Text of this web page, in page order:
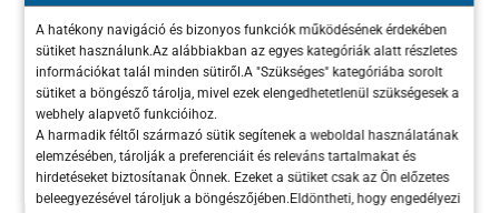
A hatékony navigáció és bizonyos funkciók működésének érdekében
sütiket használunk.Az alábbiakban az egyes kategóriák alatt részletes
információkat talál minden sütiről.A "Szükséges" kategóriába sorolt
sütiket a böngésző tárolja, mivel ezek elengedhetetlenül szükségesek a
webhely alapvető funkcióihoz.
A harmadik féltől származó sütik segítenek a weboldal használatának
elemzésében, tárolják a preferenciáit és releváns tartalmakat és
hirdetéseket biztosítanak Önnek. Ezeket a sütiket csak az Ön előzetes
beleegyezésével tároljuk a böngészőjében.Eldöntheti, hogy engedélyezi
A keresőoptimalizálás segítségével olyan
élményt nyújthatsz látogatóinknak, ami
felkelti érdeklődésüket és ragaszkodásukat.
Mi a helyzet a versenytársakkal?
Nos, aSEO segítségévelnem csak